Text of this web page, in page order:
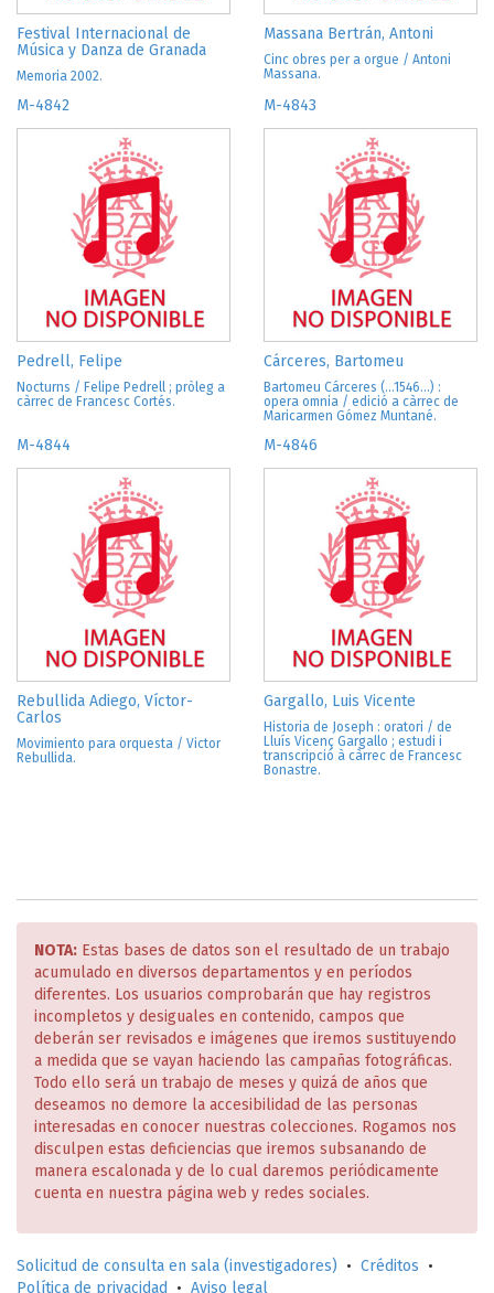
Festival Internacional de
Música y Danza de Granada
Memoria 2002.
Massana Bertrán, Antoni
Cinc obres per a orgue / Antoni
Massana.
M-4842
Pedrell, Felipe
Nocturns / Felipe Pedrell ; pròleg a
càrrec de Francesc Cortés.
M-4843
Cárceres, Bartomeu
Bartomeu Cárceres (...1546...) :
opera omnia / edició a càrrec de
Maricarmen Gómez Muntané.
M-4844
Rebullida Adiego, Víctor-
Carlos
Movimiento para orquesta / Victor
Rebullida.
M-4846
Gargallo, Luis Vicente
Historia de Joseph : oratori / de
Lluís Vicenç Gargallo ; estudi i
transcripció à càrrec de Francesc
Bonastre.
NOTA: Estas bases de datos son el resultado de un trabajo
acumulado en diversos departamentos y en períodos
diferentes. Los usuarios comprobarán que hay registros
incompletos y desiguales en contenido, campos que
deberán ser revisados e imágenes que iremos sustituyendo
a medida que se vayan haciendo las campañas fotográficas.
Todo ello será un trabajo de meses y quizá de años que
deseamos no demore la accesibilidad de las personas
interesadas en conocer nuestras colecciones. Rogamos nos
disculpen estas deficiencias que iremos subsanando de
manera escalonada y de lo cual daremos periódicamente
cuenta en nuestra página web y redes sociales.
Solicitud de consulta en sala (investigadores) • Créditos •
Política de privacidad
• Aviso legal